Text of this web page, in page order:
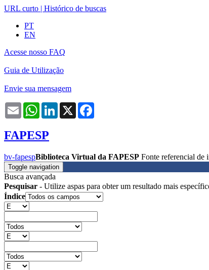
URL curto | Histórico de buscas
PT
EN
Acesse nosso FAQ
Guia de Utilização
Envie sua mensagem
Email WhatsAppLinkedIn
X
FAPESP
bv-fapespBiblioteca Virtual da FAPESP Fonte referencial de
Toggle navigation
Busca avançada
Pesquisar - Utilize aspas para obter um resultado mais
Índice